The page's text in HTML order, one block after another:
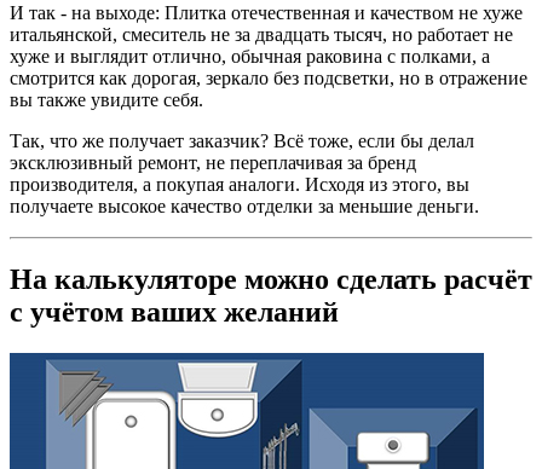
И так - на выходе: Плитка отечественная и качеством не хуже
итальянской, смеситель не за двадцать тысяч, но работает не
хуже и выглядит отлично, обычная раковина с полками, а
смотрится как дорогая, зеркало без подсветки, но в отражение
вы также увидите себя.
Так, что же получает заказчик? Всё тоже, если бы делал
эксклюзивный ремонт, не переплачивая за бренд
производителя, а покупая аналоги. Исходя из этого, вы
получаете высокое качество отделки за меньшие деньги.
На калькуляторе можно сделать расчёт
с учётом ваших желаний